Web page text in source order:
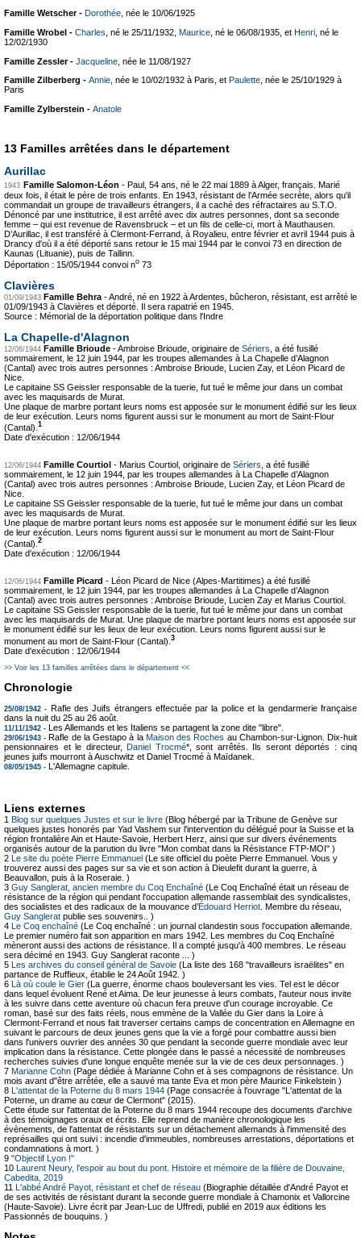
Famille Wetscher - Dorothée, née le 10/06/1925
Famille Wrobel - Charles , né le 25/11/1932, Maurice , né le 06/08/1935, et Henri , né le
12/02/1930
Famille Zessler - Jacqueline , née le 11/08/1927
Famille Zilberberg - Annie , née le 10/02/1932 à Paris, et Paulette , née le 25/10/1929 à
Paris
Famille Zylberstein - Anatole
13 Familles arrêtées dans le département
Aurillac
1943 Famille Salomon-Léon - Paul, 54 ans, né le 22 mai 1889 à Alger, français. Marié
deux fois, il était le père de trois enfants. En 1943, résistant de l’Armée secrète, alors qu'il
commandait un groupe de travailleurs étrangers, il a caché des réfractaires au S.T.O.
Dénoncé par une institutrice, il est arrêté avec dix autres personnes, dont sa seconde
femme – qui est revenue de Ravensbruck – et un fils de celle-ci, mort à Mauthausen.
D’Aurillac, il est transféré à Clermont-Ferrand, à Royalieu, entre février et avril 1944 puis à
Drancy d'où il a été déporté sans retour le 15 mai 1944 par le convoi 73 en direction de
Kaunas (Lituanie), puis de Tallinn.
Déportation : 15/05/1944 convoi no 73
Clavières
01/09/1943 Famille Behra -André, né en 1922 à Ardentes, bûcheron, résistant, est arrêté le
01/09/1943 à Clavières et déporté. Il sera rapatrié en 1945.
Source : Mémorial de la déportation politique dans l'Indre
La Chapelle-d'Alagnon
12/06/1944 Famille Brioude -Ambroise Brioude, originaire de Sériers , a été fusillé
sommairement, le 12 juin 1944, par les troupes allemandes à La Chapelle d’Alagnon
(Cantal) avec trois autres personnes : Ambroise Brioude, Lucien Zay, et Léon Picard de
Nice.
Le capitaine SS Geissler responsable de la tuerie, fut tué le même jour dans un combat
avec les maquisards de Murat.
Une plaque de marbre portant leurs noms est apposée sur le monument édifié sur les lieux
de leur exécution. Leurs noms figurent aussi sur le monument au mort de Saint-Flour
(Cantal). 1
Date d'exécution : 12/06/1944
12/06/1944 Famille Courtiol - Marius Courtiol, originaire de Sériers , a été fusillé
sommairement, le 12 juin 1944, par les troupes allemandes à La Chapelle d’Alagnon
(Cantal) avec trois autres personnes : Ambroise Brioude, Lucien Zay, et Léon Picard de
Nice.
Le capitaine SS Geissler responsable de la tuerie, fut tué le même jour dans un combat
avec les maquisards de Murat.
Une plaque de marbre portant leurs noms est apposée sur le monument édifié sur les lieux
de leur exécution. Leurs noms figurent aussi sur le monument au mort de Saint-Flour
(Cantal).2
Date d'exécution : 12/06/1944
12/06/1944 Famille Picard - Léon Picard de Nice (Alpes-Martitimes) a été fusillé
sommairement, le 12 juin 1944, par les troupes allemandes à La Chapelle d’Alagnon
(Cantal) avec trois autres personnes : Ambroise Brioude, Lucien Zay et Marius Courtiol.
Le capitaine SS Geissler responsable de la tuerie, fut tué le même jour dans un combat
avec les maquisards de Murat. Une plaque de marbre portant leurs noms est apposée sur
le monument édifié sur les lieux de leur exécution. Leurs noms figurent aussi sur le
monument au mort de Saint-Flour (Cantal). 3
Date d'exécution : 12/06/1944
>> Voir les 13 familles arrêtées dans le département <<
Chronologie
25/08/1942 -
Rafle des Juifs étrangers effectuée par la police et la gendarmerie française
dans la nuit du 25 au 26 août.
11/11/1942 - Les Allemands et les Italiens se partagent la zone dite "libre".
29/06/1943 - Rafle de la Gestapo à la Maison des Roches au Chambon-sur-Lignon. Dix-huit
pensionnaires et le directeur,
Daniel Trocmé*, sont arrêtés. Ils seront déportés : cinq
jeunes juifs mourront à Auschwitz et Daniel Trocmé à Maïdanek.
08/05/1945 - L'Allemagne capitule.
Liens externes
1 Blog sur quelques Justes et sur le livre (Blog hébergé par la Tribune de Genève sur
quelques justes honorés par Yad Vashem sur l'intervention du délégué pour la Suisse et la
région frontalière Ain et Haute-Savoie, Herbert Herz, ainsi que sur divers événements
organisés autour de la parution du livre "Mon combat dans la Résistance FTP-MOI" )
2
Le site du poète Pierre Emmanuel (Le site officiel du poète Pierre Emmanuel. Vous y
trouverez aussi des pages sur sa vie et son action à Dieulefit durant la guerre, à
Beauvallon, puis à la Roseraie. )
3 Guy Sanglerat, ancien membre du Coq Enchaîné (Le Coq Enchaîné était un réseau de
résistance de la région qui pendant l'occupation allemande rassemblait des syndicalistes,
des socialistes et des radicaux de la mouvance d’Édouard Herriot . Membre du réseau,
Guy Sanglerat publie ses souvenirs.. )
4
Le Coq enchaîné (Le Coq enchaîné : un journal clandestin sous l'occupation allemande.
Le premier numéro fait son apparition en mars 1942. Les membres du Coq Enchaîné
mèneront aussi des actions de résistance. Il a compté jusqu'à 400 membres. Le réseau
sera décimé en 1943. Guy Sanglerat raconte ... )
5
Les archives du conseil général de Savoie (La liste des 168 "travailleurs israëlites" en
partance de Ruffieux, établie le 24 Août 1942. )
6
Là où coule le Gier (La guerre, énorme chaos bouleversant les vies. Tel est le décor
dans lequel évoluent René et Aima. De leur jeunesse à leurs combats, l'auteur nous invite
à les suivre dans cette aventure où chacun fera preuve d'un courage incroyable. Ce
roman, basé sur des faits réels, nous emmène de la Vallée du Gier dans la Loire à
Clermont-Ferrand et nous fait traverser certains camps de concentration en Allemagne en
suivant le parcours de deux jeunes gens que la vie a forgé pour combattre aussi bien
dans l'univers ouvrier des années 30 que pendant la seconde guerre mondiale avec leur
implication dans la résistance. Cette plongée dans le passé a nécessité de nombreuses
recherches suivies d'une longue enquête menée sur la vie de ces deux personnages. )
7 Marianne Cohn (Page dédiée à Marianne Cohn et à ses compagnons de résistance. Un
mois avant d"être arrêtée, elle a sauvé ma tante Eva et mon père Maurice Finkelstein )
8
L'attentat de la Poterne du 8 mars 1944 (Page consacrée à l'ouvrage "L'attentat de la
Poterne, un drame au cœur de Clermont" (2015).
Cette étude sur l'attentat de la Poterne du 8 mars 1944 recoupe des documents d'archive
à des témoignages oraux et écrits. Elle reprend de manière chronologique les
évènements, de l'attentat de résistants sur un détachement allemands à l'immensité des
représailles qui ont suivi : incendie d'immeubles, nombreuses arrestations, déportations et
condamnations à mort. )
9 "Objectif Lyon !"
10
Laurent Neury, l'espoir au bout du pont. Histoire et mémoire de la filière de Douvaine,
Cabedita, 2019
11
L'abbé André Payot, résistant et chef de réseau (Biographie détaillée d'André Payot et
de ses activités de résistant durant la seconde guerre mondiale à Chamonix et Vallorcine
(Haute-Savoie). Livre écrit par Jean-Luc de Uffredi, publié en 2019 aux éditions les
Passionnés de bouquins. )